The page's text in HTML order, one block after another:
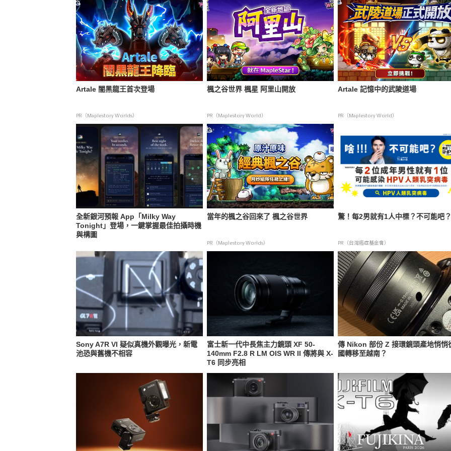
Artale 闇黑龍王首次登場
PR（Maplestory Worlds）
楓之谷世界 楓星 阿里山開放
PR（Maplestory World）
Artale 記憶中的武陵道場
PR（Maplestory World）
全新銀河預報 App「Milky Way
Tonight」登場，一鍵掌握最佳拍攝時機
與構圖
當年的楓之谷回來了 楓之谷世界
PR（Maplestory Worlds）
驚！每2男就有1人中標？不可能吧？
PR（台灣癌症基金會）
Sony A7R VI 疑似真機外觀曝光，新電
池恐與舊機不相容
富士新一代中長焦主力鏡頭 XF 50-
140mm F2.8 R LM OIS WR II 傳將與 X-
T6 同步亮相
傳 Nikon 部份 Z 接環鏡頭產地悄悄
國轉移至越南？